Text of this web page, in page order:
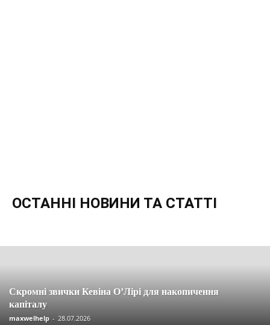
ОСТАННІ НОВИНИ ТА СТАТТІ
Скромні звички Кевіна О’Лірі для накопичення
капіталу
maxwelhelp - 28.07.2026